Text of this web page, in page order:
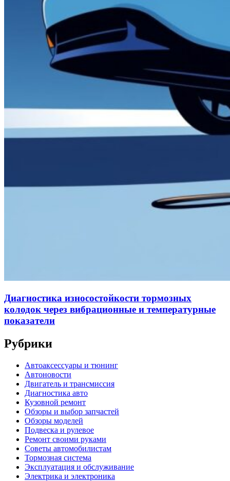
Диагностика износостойкости тормозных
колодок через вибрационные и температурные
показатели
Рубрики
Автоаксессуары и тюнинг
Автоновости
Двигатель и трансмиссия
Диагностика авто
Кузовной ремонт
Обзоры и выбор запчастей
Обзоры моделей
Подвеска и рулевое
Ремонт своими руками
Советы автомобилистам
Тормозная система
Эксплуатация и обслуживание
Электрика и электроника